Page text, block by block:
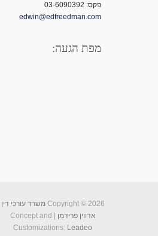
פקס: 03-6090392
edwin@edfreedman.com
מפת הגעה:
Copyright © 2026 משרד עורכי דין
אדווין פרידמן
| Concept and
Customizations: Leadeo